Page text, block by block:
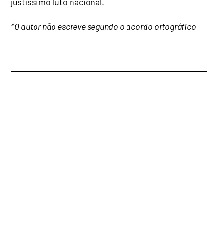
*O autor não escreve segundo o acordo ortográfico